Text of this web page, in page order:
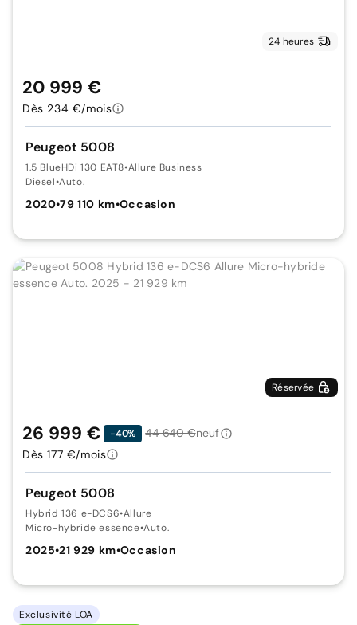
24 heures
Peugeot 5008
1.5 BlueHDi 130 EAT8•Allure Business
Diesel•Auto.
2020•79 110 km•Occasion
20 999 €
Dès 234 €/mois
Réservée
Peugeot 5008
Hybrid 136 e-DCS6•Allure
Micro-hybride essence•Auto.
2025•21 929 km•Occasion
26 999 € -40% 44 640 €neuf
Dès 177 €/mois
Exclusivité LOA